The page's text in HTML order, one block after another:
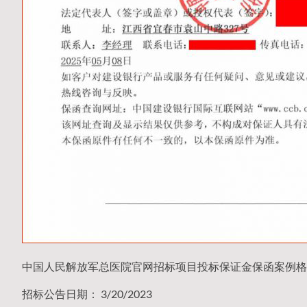
中国人民解放军总医院官网招标项目投标保证金保函案例
招标公告日期： 3/20/2023